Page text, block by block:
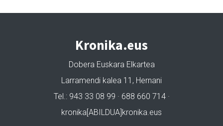
Kronika.eus
Dobera Euskara Elkartea
Larramendi kalea 11, Hernani
Tel.: 943 33 08 99 · 688 660 714 ·
kronika[ABILDUA]kronika.eus